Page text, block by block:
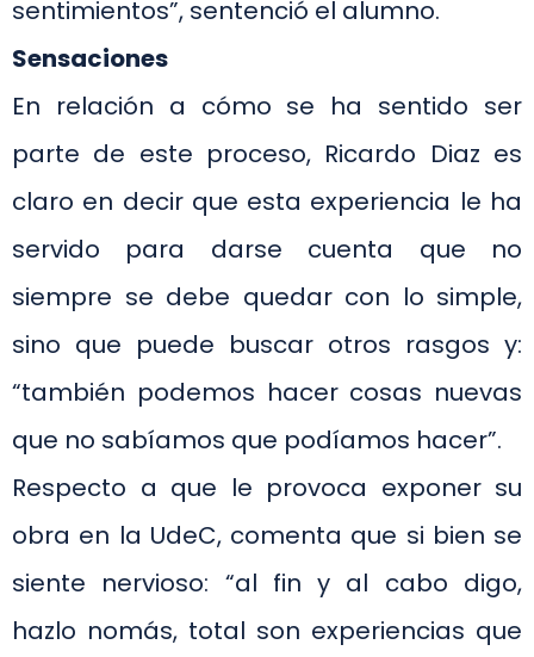
sentimientos”, sentenció el alumno.
Sensaciones
En relación a cómo se ha sentido ser
parte de este proceso, Ricardo Diaz es
claro en decir que esta experiencia le ha
servido para darse cuenta que no
siempre se debe quedar con lo simple,
sino que puede buscar otros rasgos y:
“también podemos hacer cosas nuevas
que no sabíamos que podíamos hacer”.
Respecto a que le provoca exponer su
obra en la UdeC, comenta que si bien se
siente nervioso: “al fin y al cabo digo,
hazlo nomás, total son experiencias que